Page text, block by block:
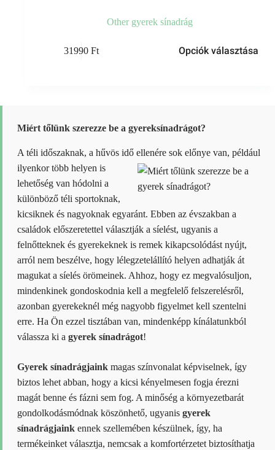
Other gyerek sínadrág
31990 Ft Opciók választása
a
választhatók
ki
Miért tőlünk szerezze be a gyereksínadrágot?
A téli időszaknak, a hűvös idő ellenére sok előnye van, például
ilyenkortöbb helyen is
lehetőség van hódolni a
különböző téli sportoknak,
kicsiknek és nagyoknak egyaránt. Ebben az évszakban a
családok előszeretettel választják a síelést, ugyanis a
felnőtteknek és gyerekeknek is remek kikapcsolódást nyújt,
arról nem beszélve, hogy lélegzetelállító helyen adhatják át
magukat a síelés örömeinek. Ahhoz, hogy ez megvalósuljon,
mindenkinek gondoskodnia kell a megfelelő felszerelésről,
azonban gyerekeknél még nagyobb figyelmet kell szentelni
erre. Ha Ön ezzel tisztában van, mindenképp kínálatunkból
válassza ki a gyerek sínadrágot!
Gyerek sínadrágjaink magas színvonalat képviselnek, így
biztos lehet abban, hogy a kicsi kényelmesen fogja érezni
magát benne és fázni sem fog. A minőség a környezetbarát
gondolkodásmódnak köszönhető, ugyanis gyerek
sínadrágjaink ennek szellemében készülnek, így, ha
termékeinket választja, nemcsak a komfortérzetet biztosíthatja